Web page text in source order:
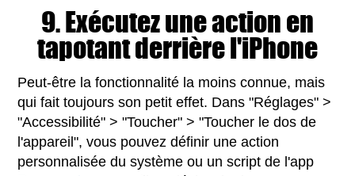
9. Exécutez une action en
tapotant derrière l'iPhone
Peut-être la fonctionnalité la moins connue, mais
qui fait toujours son petit effet. Dans "Réglages" >
"Accessibilité" > "Toucher" > "Toucher le dos de
l'appareil", vous pouvez définir une action
personnalisée du système ou un script de l'app